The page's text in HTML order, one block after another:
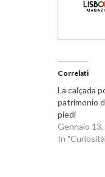
Correlati
La calçada
patrimonio
piedi
Gennaio
In